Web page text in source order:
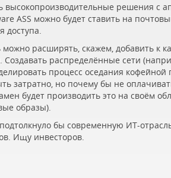
высокопроизводительные решения с
ASS можно будет ставить на
доступа.
расширять, скажем, добавить к
распределённые сети
процесс оседания кофейной
затратно, но почему бы не
будет производить это на своём
образы).
бы современную ИТ-
Ищу инвесторов.